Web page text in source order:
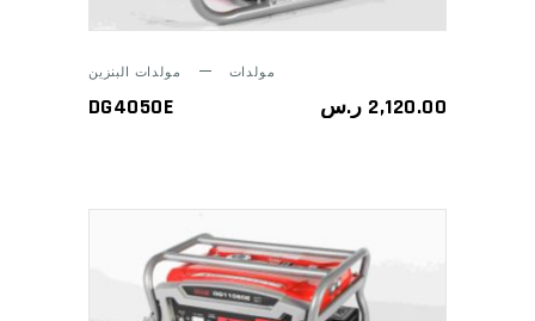
مولدات مولدات البنزين
DG4050E 2,120.00 ر.س